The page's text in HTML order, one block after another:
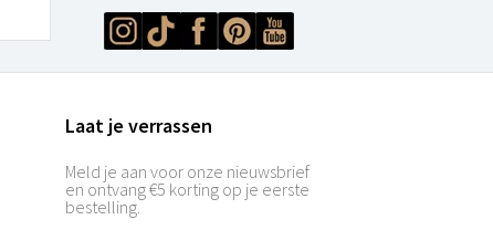
Laat je verrassen
Meld je aan voor onze nieuwsbrief
en ontvang €5 korting op je eerste
bestelling.